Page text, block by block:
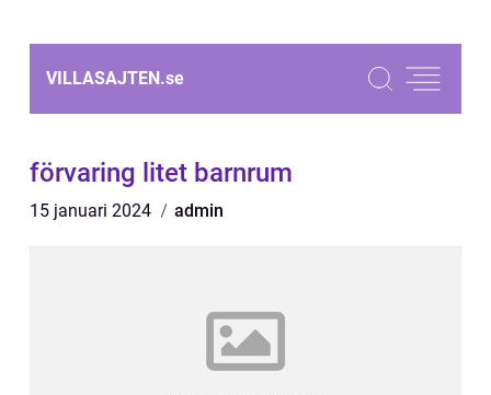
VILLASAJTEN.se
förvaring litet barnrum
15 januari 2024 admin